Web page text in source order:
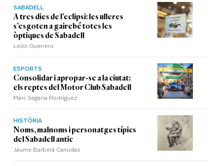
SABADELL
A tres dies de l’eclipsi: les ulleres
s’esgoten a gairebé totes les
òptiques de Sabadell
León Guerrero
ESPORTS
Consolidar i apropar-se a la ciutat:
els reptes del Motor Club Sabadell
Marc Segarra Rodríguez
HISTÒRIA
Noms, malnoms i personatges típics
del Sabadell antic
Jaume Barberà Canudas